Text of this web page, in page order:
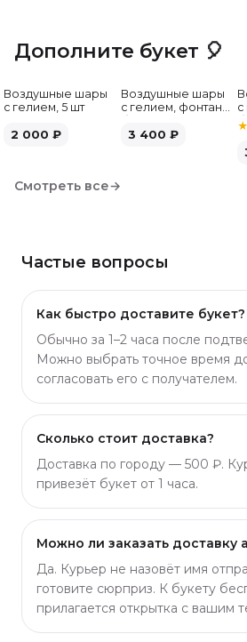
букету хорошо подходят
торт — приятное дополнение к
удобно выбрать под бюджет.
Дополните букет 🎈
Воздушные шары
с гелием, 5 шт
2 000 ₽
Воздушные шары
с гелием, фонтан,
шт
3 400 ₽
с
Смотреть все→
Частые вопросы
Как быстро доставите букет?
Обычно за 1–2 часа после
Можно выбрать точное время
согласовать его с получателем.
Сколько стоит доставка?
Доставка по городу — 500 ₽.
привезёт букет от 1 часа.
Можно ли заказать доставку
Да. Курьер не назовёт имя
готовите сюрприз. К букету
прилагается открытка с вашим